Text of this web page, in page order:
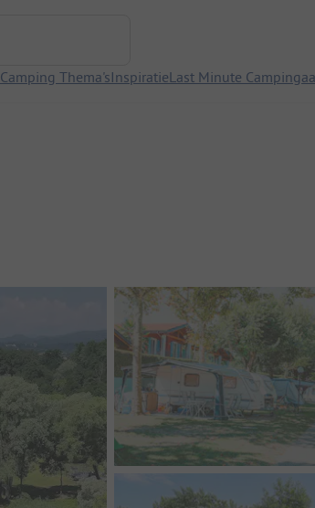
Camping Thema'sInspiratieLast Minute